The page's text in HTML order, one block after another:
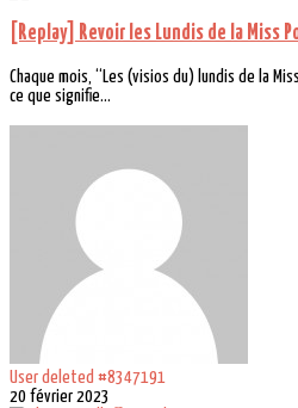
[Replay] Revoir les Lundis de la Miss
Chaque mois, “Les (visios du) lundis de la
ce que signifie...
User deleted #8347191
20 février 2023